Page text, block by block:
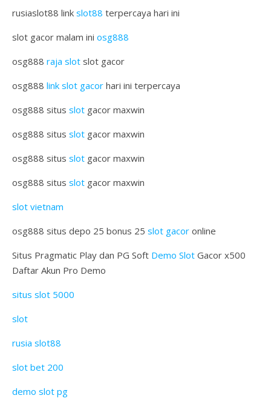
rusiaslot88 link slot88 terpercaya hari ini
slot gacor malam ini osg888
osg888 raja slot slot gacor
osg888 link slot gacor hari ini terpercaya
osg888 situs slot gacor maxwin
osg888 situs slot gacor maxwin
osg888 situs slot gacor maxwin
osg888 situs slot gacor maxwin
slot vietnam
osg888 situs depo 25 bonus 25 slot gacor online
Situs Pragmatic Play dan PG Soft Demo Slot Gacor x500
Daftar Akun Pro Demo
situs slot 5000
slot
rusia slot88
slot bet 200
demo slot pg